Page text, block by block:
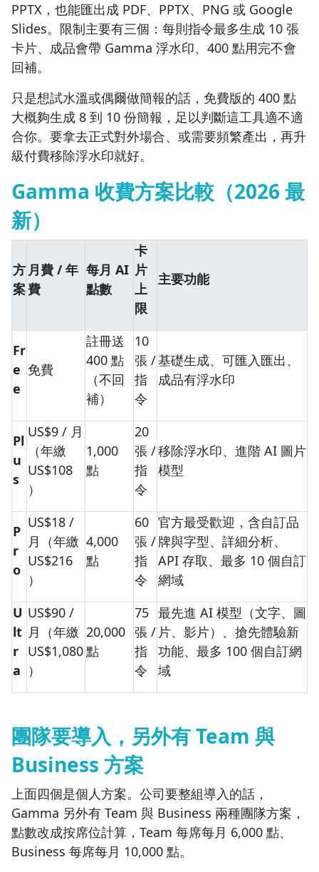
PPTX，也能匯出成 PDF、PPTX、PNG 或 Google
Slides。限制主要有三個：每則指令最多生成 10 張
卡片、成品會帶 Gamma 浮水印、400 點用完不會
回補。
只是想試水溫或偶爾做簡報的話，免費版的 400 點
大概夠生成 8 到 10 份簡報，足以判斷這工具適不適
合你。要拿去正式對外場合、或需要頻繁產出，再升
級付費移除浮水印就好。
Gamma 收費方案比較（2026 最
新）
方
案
月費 / 年
費
每月 AI
點數
卡
片
上
限
主要功能
Fr
e
e
免費
註冊送
400 點
（不回
補）
10
張 /
指
令
基礎生成、可匯入匯出、
成品有浮水印
Pl
u
s
US$9 / 月
（年繳
US$108
）
1,000
點
20
張 /
指
令
移除浮水印、進階 AI 圖片
模型
P
r
o
US$18 /
月（年繳
US$216
）
4,000
點
60
張 /
指
令
官方最受歡迎，含自訂品
牌與字型、詳細分析、
API 存取、最多 10 個自訂
網域
U
lt
r
a
US$90 /
月（年繳
US$1,080
）
20,000
點
75
張 /
指
令
最先進 AI 模型（文字、圖
片、影片）、搶先體驗新
功能、最多 100 個自訂網
域
團隊要導入，另外有 Team 與
Business 方案
上面四個是個人方案。公司要整組導入的話，
Gamma 另外有 Team 與 Business 兩種團隊方案，
點數改成按席位計算，Team 每席每月 6,000 點、
Business 每席每月 10,000 點。